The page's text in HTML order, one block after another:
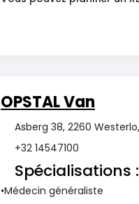
OPSTAL Van
Asberg 38, 2260
+32 14547100
Spécialisations :
Médecin généraliste